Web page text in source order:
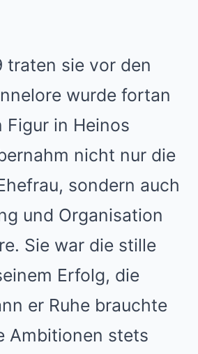
traten sie vor den
wurde fortan
Figur in Heinos
nicht nur die
sondern auch
und Organisation
Sie war die stille
Erfolg, die
er Ruhe brauchte
Ambitionen stets